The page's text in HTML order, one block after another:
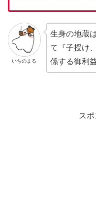
いちのまる
生身の地蔵
て『子授け
係する御利
ス